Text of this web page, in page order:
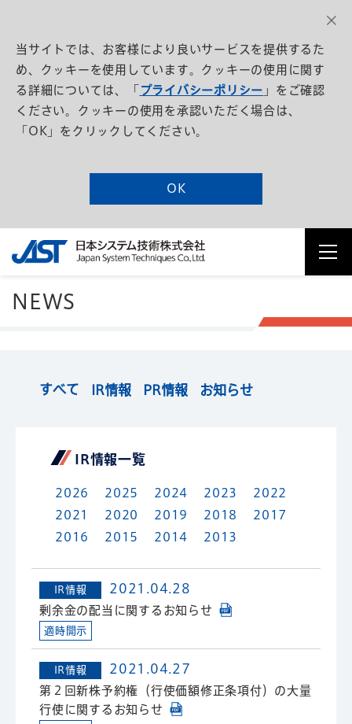
当サイトでは、お客様により良いサービスを提供するた
め、クッキーを使用しています。クッキーの使用に関す
る詳細については、「 プライバシーポリシー 」をご確認
ください。クッキーの使用を承認いただく場合は、
「OK」をクリックしてください。
OK
NEWS
すべて IR情報 PR情報 お知らせ
IR情報⼀覧
2026 2025 2024 2023
2022
2021
2020 2019 2018
2017
2016
2015 2014 2013
IR情報 2021.04.28
剰余金の配当に関するお知らせ
適時開示
IR情報 2021.04.27
第２回新株予約権（行使価額修正条項付）の大量
行使に関するお知らせ